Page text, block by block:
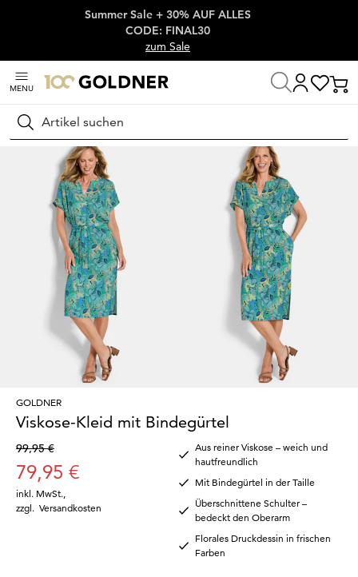
Überspringe Navigation, direkt zum Content
Summer Sale + 30% AUF ALLES
CODE: FINAL30
zum Sale
MENU
Suchen
Startseite Damenmode
GOLDNER
Viskose-Kleid mit Bindegürtel
99,95 €
79,95 €
inkl. MwSt.
zzgl. Versandkosten
Aus reiner Viskose – weich und
hautfreundlich
Mit Bindegürtel in der Taille
Überschnittene Schulter –
bedeckt den Oberarm
Florales Druckdessin in frischen
Farben